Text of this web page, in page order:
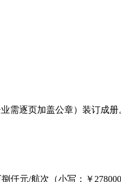
需逐页加盖公章）装订成册
元/航次（小写：￥